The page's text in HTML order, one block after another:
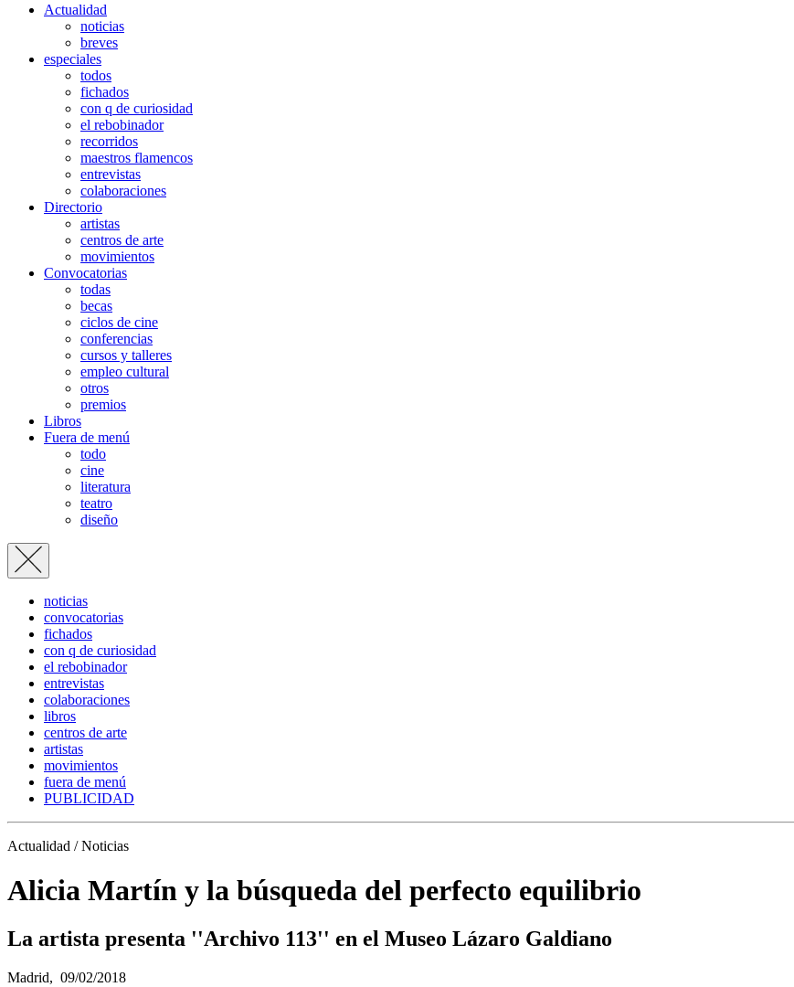
Actualidad
noticias
breves
especiales
todos
fichados
con q de curiosidad
el rebobinador
recorridos
maestros flamencos
entrevistas
colaboraciones
Directorio
artistas
centros de arte
movimientos
Convocatorias
todas
becas
ciclos de cine
conferencias
cursos y talleres
empleo cultural
otros
premios
Libros
Fuera de menú
todo
cine
literatura
teatro
diseño
noticias
convocatorias
fichados
con q de curiosidad
el rebobinador
entrevistas
colaboraciones
libros
centros de arte
artistas
movimientos
fuera de menú
PUBLICIDAD
Actualidad / Noticias
Alicia Martín y la búsqueda del perfecto equilibrio
La artista presenta ''Archivo 113'' en el Museo Lázaro Galdiano
Madrid, 09/02/2018